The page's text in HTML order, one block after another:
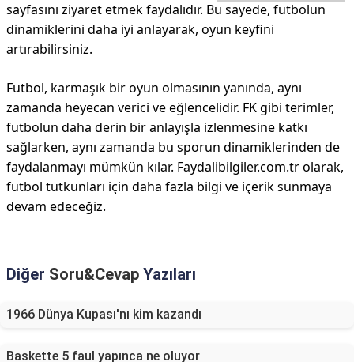
sayfasını ziyaret etmek faydalıdır. Bu sayede, futbolun
dinamiklerini daha iyi anlayarak, oyun keyfini
artırabilirsiniz.
Futbol, karmaşık bir oyun olmasının yanında, aynı
zamanda heyecan verici ve eğlencelidir. FK gibi terimler,
futbolun daha derin bir anlayışla izlenmesine katkı
sağlarken, aynı zamanda bu sporun dinamiklerinden de
faydalanmayı mümkün kılar. Faydalibilgiler.com.tr olarak,
futbol tutkunları için daha fazla bilgi ve içerik sunmaya
devam edeceğiz.
Diğer Soru&Cevap Yazıları
1966 Dünya Kupası'nı kim kazandı
Baskette 5 faul yapınca ne oluyor